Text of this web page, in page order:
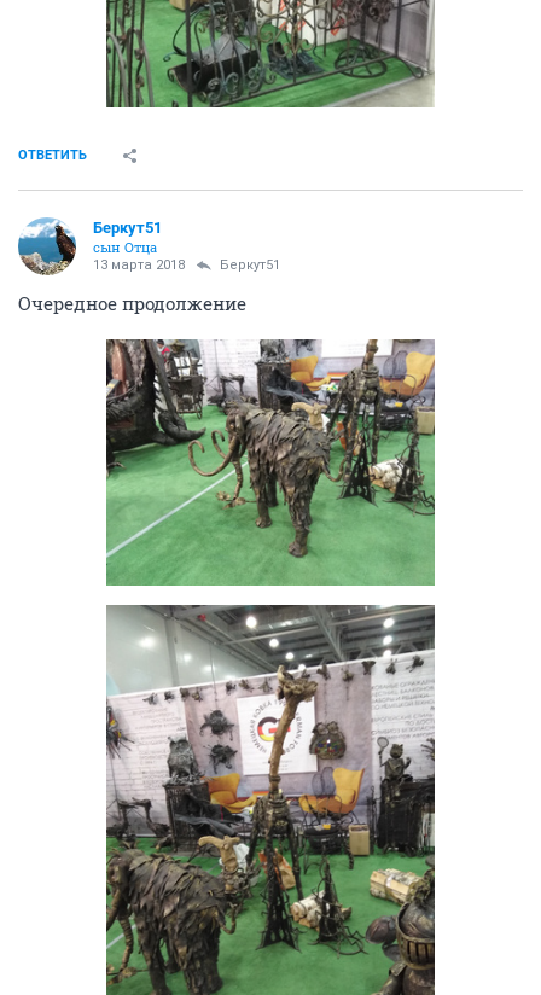
ОТВЕТИТЬ
Беркут51
сын Отца
13 марта 2018 Беркут51
Очередное продолжение